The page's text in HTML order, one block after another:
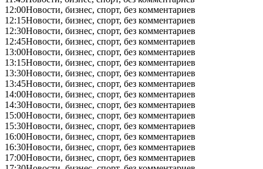
12:00Новости, бизнес, спорт, без комментариев
12:15Новости, бизнес, спорт, без комментариев
12:30Новости, бизнес, спорт, без комментариев
12:45Новости, бизнес, спорт, без комментариев
13:00Новости, бизнес, спорт, без комментариев
13:15Новости, бизнес, спорт, без комментариев
13:30Новости, бизнес, спорт, без комментариев
13:45Новости, бизнес, спорт, без комментариев
14:00Новости, бизнес, спорт, без комментариев
14:30Новости, бизнес, спорт, без комментариев
15:00Новости, бизнес, спорт, без комментариев
15:30Новости, бизнес, спорт, без комментариев
16:00Новости, бизнес, спорт, без комментариев
16:30Новости, бизнес, спорт, без комментариев
17:00Новости, бизнес, спорт, без комментариев